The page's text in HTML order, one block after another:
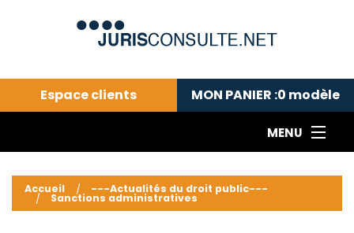
Espace clients MON PANIER :0 modèle
MENU
---Actualités du droit public---
Droit pénal---
Accueil ---Actualités du droit public---
Sanctions administratives